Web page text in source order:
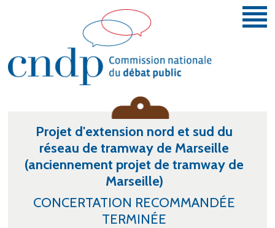
Aller au contenu principal
Projet d'extension nord et sud du
réseau de tramway de Marseille
(anciennement projet de tramway de
Marseille)
CONCERTATION RECOMMANDÉE
TERMINÉE